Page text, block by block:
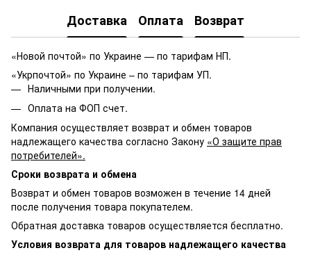
Доставка Оплата Возврат
«Новой почтой» по Украине — по тарифам НП.
«Укрпочтой» по Украине – по тарифам УП.
Наличными при получении.
Оплата на ФОП счет.
Компания осуществляет возврат и обмен товаров
надлежащего качества согласно Закону «О защите прав
потребителей».
Сроки возврата и обмена
Возврат и обмен товаров возможен в течение 14 дней
после получения товара покупателем.
Обратная доставка товаров осуществляется бесплатно.
Условия возврата для товаров надлежащего качества